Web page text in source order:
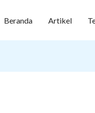
Beranda Artikel